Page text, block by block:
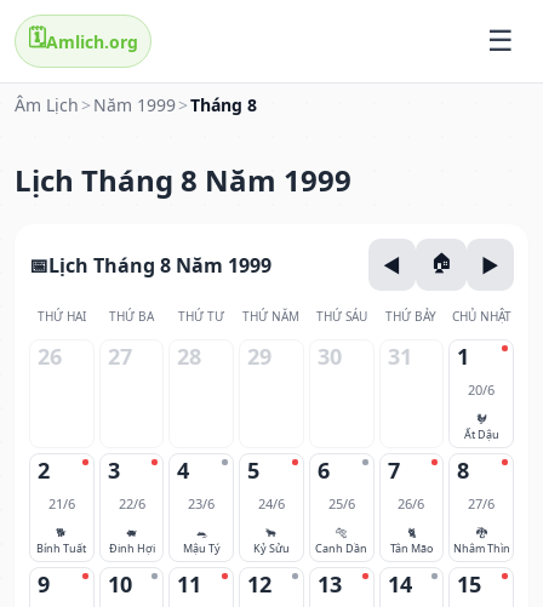
🗓️Amlich.org
Âm Lịch > Năm 1999>Tháng 8
Lịch Tháng 8 Năm 1999
Lịch Tháng 8 Năm 1999
THỨ HAI THỨ BA THỨ TƯ THỨ NĂM THỨ SÁU THỨ BẢY CHỦ NHẬT
26 27 28 29 30 31 1
20/6
🐓
Ất Dậu
2
21/6
🐕
Bính Tuất
3
22/6
🐖
Đinh Hợi
4
23/6
🐀
Mậu Tý
5
24/6
🐂
Kỷ Sửu
6
25/6
🐅
Canh Dần
7
26/6
🐈
Tân Mão
8
27/6
🐉
Nhâm Thìn
9 10 11 12 13 14 15